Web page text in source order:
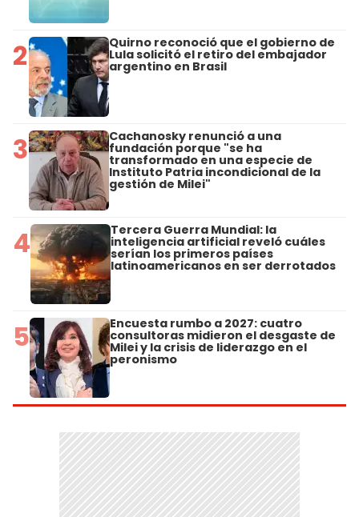
2 Quirno reconoció que el gobierno de
Lula solicitó el retiro del embajador
argentino en Brasil
3 Cachanosky renunció a una
fundación porque "se ha
transformado en una especie de
Instituto Patria incondicional de la
gestión de Milei"
4 Tercera Guerra Mundial: la
inteligencia artificial reveló cuáles
serían los primeros países
latinoamericanos en ser derrotados
5 Encuesta rumbo a 2027: cuatro
consultoras midieron el desgaste de
Milei y la crisis de liderazgo en el
peronismo